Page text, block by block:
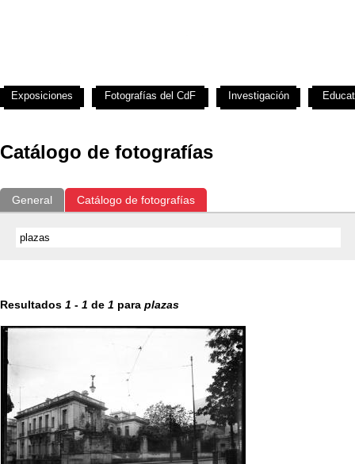
Catálogo de fotografías
General Catálogo de fotografías
Resultados 1 - 1 de 1 para plazas
Exposiciones Fotografías del CdF Investigación